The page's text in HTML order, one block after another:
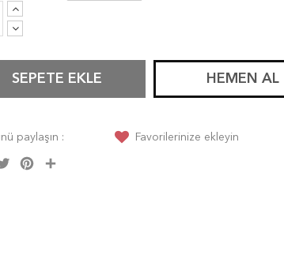
SEPETE EKLE HEMEN AL
paylaşın :
Twitter Pinterest
Favorilerinize ekleyin